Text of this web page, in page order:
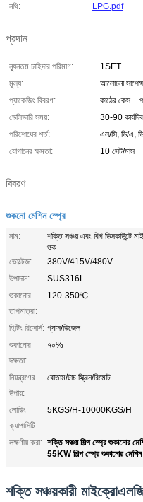
নথি:
LPG.pdf
প্রদান
ন্যূনতম চাহিদার পরিমাণ:
1SET
মূল্য:
আলোচনা
প্যাকেজিং বিবরণ:
কাঠের কেস +
ডেলিভারি সময়:
30-90
পরিশোধের শর্ত:
এল/সি, ডি/এ, ডি/
যোগানের ক্ষমতা:
10 সেট/মাস
বিবরণ
শুকনো মেশিন স্প্রে
নাম:
শক্তি সঞ্চয় এবং বিগ ডিসকাউন্টে
শুক
ভোল্টেজ:
380V/415V/480V
উপাদান:
SUS316L
শুকানোর
তাপমাত্রা:
120-350℃
হিটিং রিসোর্স: গ্যাস/ডিজেল
শুকানোর
দক্ষতা:
৭০%
নিয়ন্ত্রণের
উপায়:
বোতাম/টাচ স্ক্রিন/রিমোট
লোডিং
ক্যাপাসিটি:
5KGS/H-10000KGS/H
লক্ষণীয় করা: শক্তি সঞ্চয় শিল্প স্প্রে শুকানোর
55KW শিল্প স্প্রে শুকানোর মেশিন
শক্তি সঞ্চয়কারী